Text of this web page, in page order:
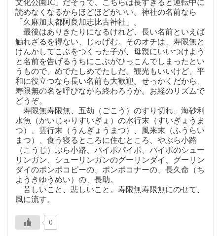
読めなくなるからほどほどがいい。神社の名前なら
「久麻加夫都阿良加志比古神社」。
最後はありきたりになるけれど、長い名前といえば
触れざるを得ない、じゅげむ。そのオチは、寿限無と
けんかしてこぶをつくった子が、母親にいいつけよう
と名前を告げるうちにこぶがひっこんでしまったとい
うもので、めでたしめでたしだ。観光もいいけど、平
和に役立つなら長い名前も大歓迎。せっかくだから、
寿限無の名を呼びながら終わろうか。お経のリズムで
どうぞ。
寿限無寿限無、五劫（ごこう）のすり切れ、海砂利
水魚（かいじゃりすいぎょ）の水行末（すいぎょうま
つ）、雲行末（うんぎょうまつ）、風来末（ふうらい
まつ）、食う寝るところに住むところ、やぶら小路
（こうじ）ぶら小路、パイポパイポ、パイポのシュー
リンガン、シューリンガンのグーリンダイ、グーリン
ダイのポンポコピーの、ポンポコナーの、長久命（ち
ようきゆうめい）の、長助。
苦しいこと、悲しいこと。寿限無寿限無にのせて、
風に流す。
0